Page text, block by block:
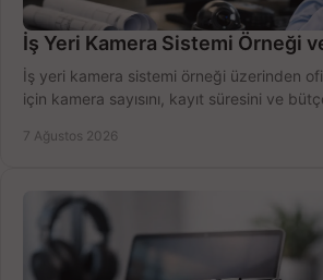
İş Yeri Kamera Sistemi Örneği
İş yeri kamera sistemi örneği üzerinden
için kamera sayısını, kayıt süresini ve
7 Ağustos 2026